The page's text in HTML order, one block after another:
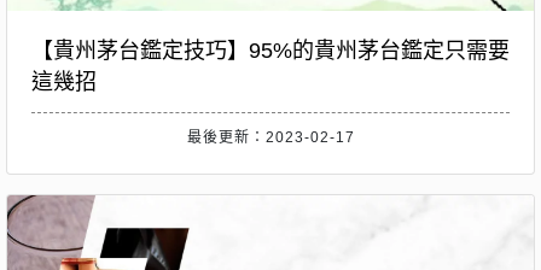
【貴州茅台鑑定技巧】95%的貴州茅台鑑定只需要
這幾招
最後更新：2023-02-17